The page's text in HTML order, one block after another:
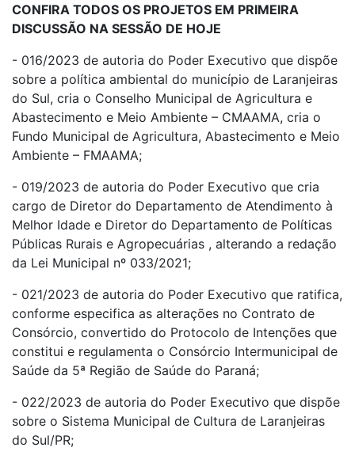
CONFIRA TODOS OS PROJETOS EM PRIMEIRA
DISCUSSÃO NA SESSÃO DE HOJE
- 016/2023 de autoria do Poder Executivo que dispõe
sobre a política ambiental do município de Laranjeiras
do Sul, cria o Conselho Municipal de Agricultura e
Abastecimento e Meio Ambiente – CMAAMA, cria o
Fundo Municipal de Agricultura, Abastecimento e Meio
Ambiente – FMAAMA;
- 019/2023 de autoria do Poder Executivo que cria
cargo de Diretor do Departamento de Atendimento à
Melhor Idade e Diretor do Departamento de Políticas
Públicas Rurais e Agropecuárias , alterando a redação
da Lei Municipal nº 033/2021;
- 021/2023 de autoria do Poder Executivo que ratifica,
conforme especifica as alterações no Contrato de
Consórcio, convertido do Protocolo de Intenções que
constitui e regulamenta o Consórcio Intermunicipal de
Saúde da 5ª Região de Saúde do Paraná;
- 022/2023 de autoria do Poder Executivo que dispõe
sobre o Sistema Municipal de Cultura de Laranjeiras
do Sul/PR;